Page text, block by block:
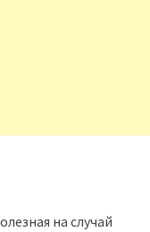
на случай